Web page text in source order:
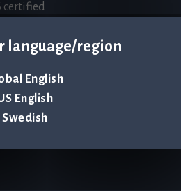
language/region
English
English
Swedish
certified